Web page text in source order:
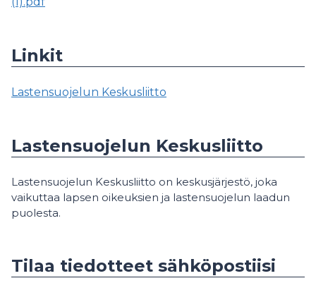
Linkit
Lastensuojelun Keskusliitto
Lastensuojelun Keskusliitto
Lastensuojelun Keskusliitto on keskusjärjestö, joka
vaikuttaa lapsen oikeuksien ja lastensuojelun laadun
puolesta.
Tilaa tiedotteet sähköpostiisi